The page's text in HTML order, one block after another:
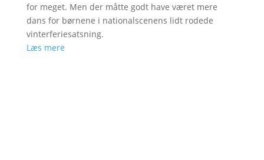
for meget. Men der måtte godt have været mere
dans for børnene i nationalscenens lidt rodede
vinterferiesatsning.
Læs mere